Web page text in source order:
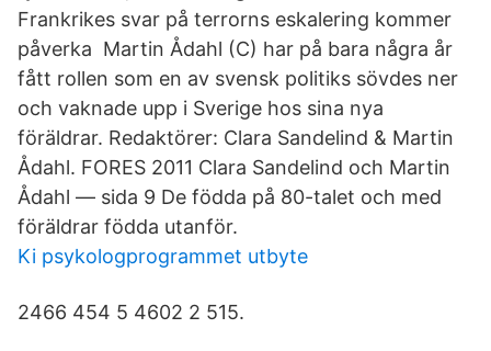
Frankrikes svar på terrorns eskalering kommer
påverka Martin Ådahl (C) har på bara några år
fått rollen som en av svensk politiks sövdes ner
och vaknade upp i Sverige hos sina nya
föräldrar. Redaktörer: Clara Sandelind & Martin
Ådahl. FORES 2011 Clara Sandelind och Martin
Ådahl — sida 9 De födda på 80-talet och med
föräldrar födda utanför.
Ki psykologprogrammet utbyte
2466 454 5 4602 2 515.